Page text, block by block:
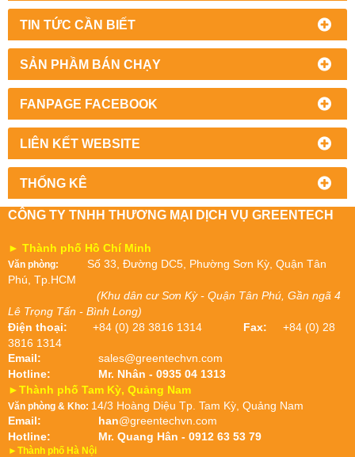
TIN TỨC CẦN BIẾT
SẢN PHẦM BÁN CHẠY
FANPAGE FACEBOOK
LIÊN KẾT WEBSITE
THỐNG KÊ
CÔNG TY TNHH THƯƠNG MẠI DỊCH VỤ GREENTECH
► Thành phố Hồ Chí Minh
Văn phòng: Số 33, Đường DC5, Phường Sơn Kỳ, Quận Tân
Phú, Tp.HCM
(Khu dân cư Sơn Kỳ - Quận Tân Phú, Gần ngã 4
Lê Trọng Tấn - Bình Long)
Điện thoại: +84 (0) 28 3816 1314 Fax: +84 (0) 28
3816 1314
Email:
sales@greentechvn.com
Hotline:
Mr. Nhân - 0935 04 1313
►Thành phố Tam Kỳ, Quảng Nam
Văn phòng & Kho: 14/3 Hoàng Diệu Tp. Tam Kỳ, Quảng Nam
Email:
han@greentechvn.com
Hotline:
Mr. Quang Hân - 0912 63 53 79
►Thành phố Hà Nội